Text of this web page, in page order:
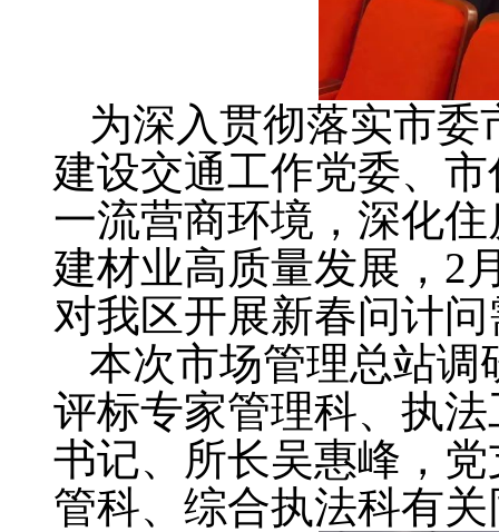
为深入贯彻落实市委
建设交通工作党委、
一流营商环境，深化
建材业高质量发展， 2
对我区开展新春问计
本次市场管理总站调
评标专家管理科、执
书记、所长吴惠峰，
管科、综合执法科有